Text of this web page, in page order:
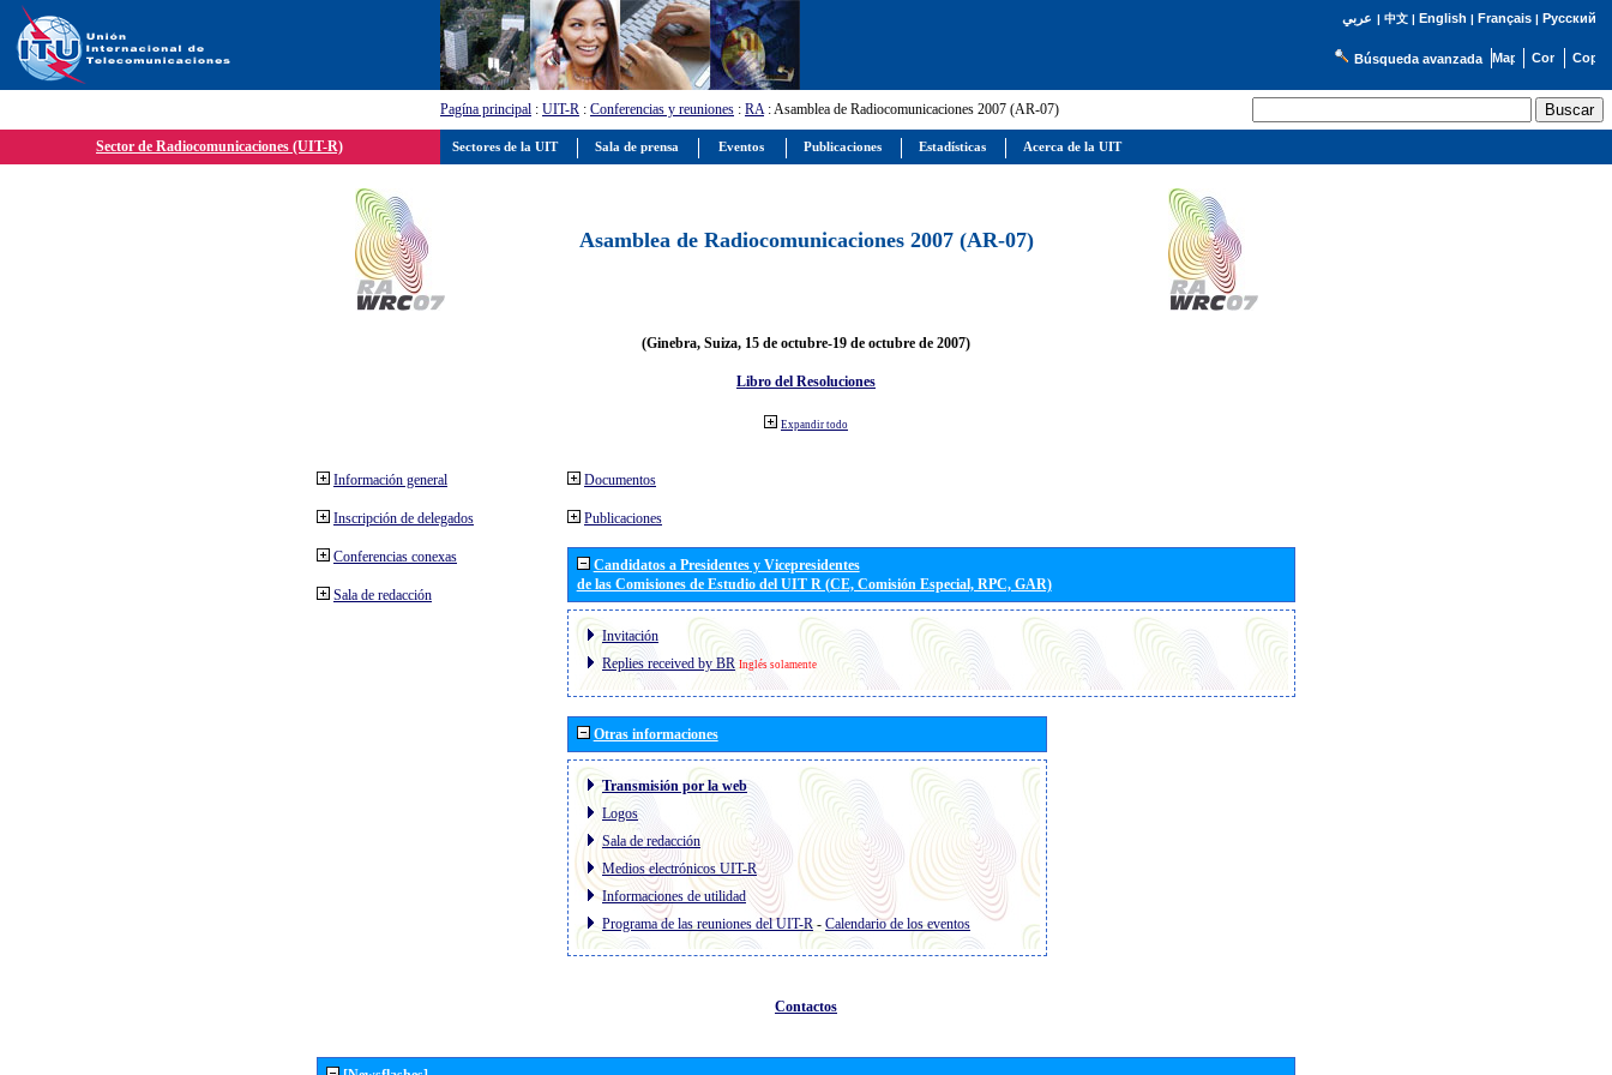
عربي | 中文| English | Français| Русский
Búsqueda avanzada
Pagína principal : UIT-R : Conferencias y reuniones : RA: Asamblea de Radiocomunicaciones 2007 (AR-07)
Sector de Radiocomunicaciones (UIT-R)
Asamblea de Radiocomunicaciones 2007 (AR-07)
(Ginebra, Suiza, 15 de octubre-19 de octubre de 2007)
Libro del Resoluciones
Expandir todo
Información general
Inscripción de delegados
Conferencias conexas
Sala de redacción
Documentos
Publicaciones
Candidatos a Presidentes y Vicepresidentes
de las Comisiones de Estudio del UIT R (CE, Comisión Especial, RPC, GAR)
Invitación
Replies received by BR Inglés solamente
Otras informaciones
Transmisión por la web
Logos
Sala de redacción
Medios electrónicos UIT-R
Informaciones de utilidad
Programa de las reuniones del UIT-R- Calendario de los eventos
Contactos
Sectores de la UIT Sala de prensa Eventos Publicaciones Estadísticas Acerca de la UIT